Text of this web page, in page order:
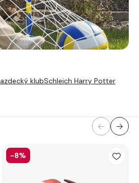
klubSchleich Harry Potter
-8%